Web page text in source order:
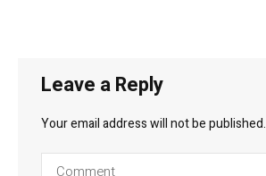
Leave a Reply
Your email address will not be published.